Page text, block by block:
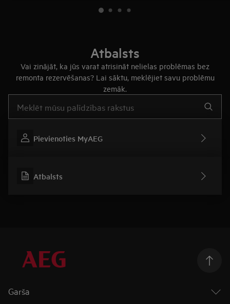
Atbalsts
Vai zinājāt, ka jūs varat atrisināt nelielas problēmas bez
remonta rezervēšanas? Lai sāktu, meklējiet savu problēmu
zemāk.
Pievienoties MyAEG
Atbalsts
Garša